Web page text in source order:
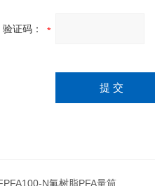
验证码：
N氟树脂PFA量筒